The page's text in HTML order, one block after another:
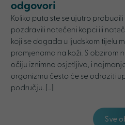
odgovori
Koliko puta ste se ujutro
pozdravili natečeni kapci ili
koji se događa u ljudskom tijelu
promjenama na koži. S obzirom
očiju iznimno osjetljiva, i
organizmu često će se odraziti
području. […]
Sve